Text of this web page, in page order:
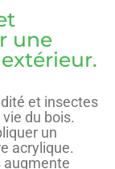
une
et insectes
du bois.
un
acrylique.
augmente